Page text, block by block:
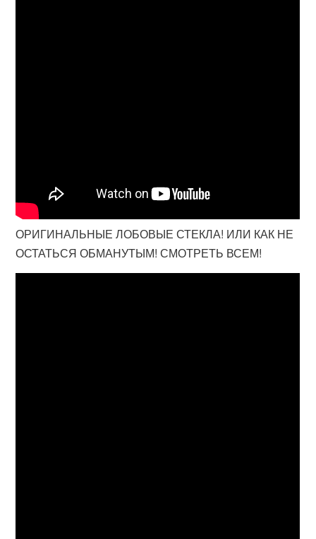
ОРИГИНАЛЬНЫЕ ЛОБОВЫЕ СТЕКЛА! ИЛИ КАК НЕ
ОСТАТЬСЯ ОБМАНУТЫМ! СМОТРЕТЬ ВСЕМ!